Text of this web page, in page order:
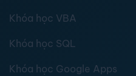
Khóa học VBA
Khóa học SQL
Khóa học Google Apps